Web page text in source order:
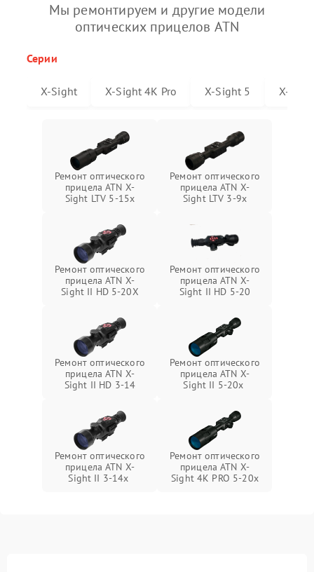
Мы ремонтируем и другие модели
оптических прицелов ATN
Серии
X-Sight X-Sight 4K Pro X-Sight 5 X-
Ремонт оптического
прицела ATN X-
Sight LTV 5-15x
Ремонт оптического
прицела ATN X-
Sight LTV 3-9x
Ремонт оптического
прицела ATN X-
Sight II HD 5-20X
Ремонт оптического
прицела ATN X-
Sight II HD 5-20
Ремонт оптического
прицела ATN X-
Sight II HD 3-14
Ремонт оптического
прицела ATN X-
Sight II 5-20x
Ремонт оптического
прицела ATN X-
Sight II 3-14x
Ремонт оптического
прицела ATN X-
Sight 4K PRO 5-20x